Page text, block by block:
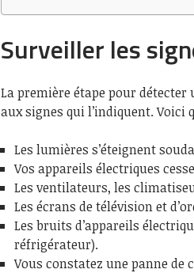
Surveiller les
La première étape pour détecter
aux signes qui l’indiquent. Voici
Les lumières s’éteignent
Vos appareils électriques
Les ventilateurs, les
Les écrans de télévision et
Les bruits d’appareils
réfrigérateur).
Vous constatez une panne